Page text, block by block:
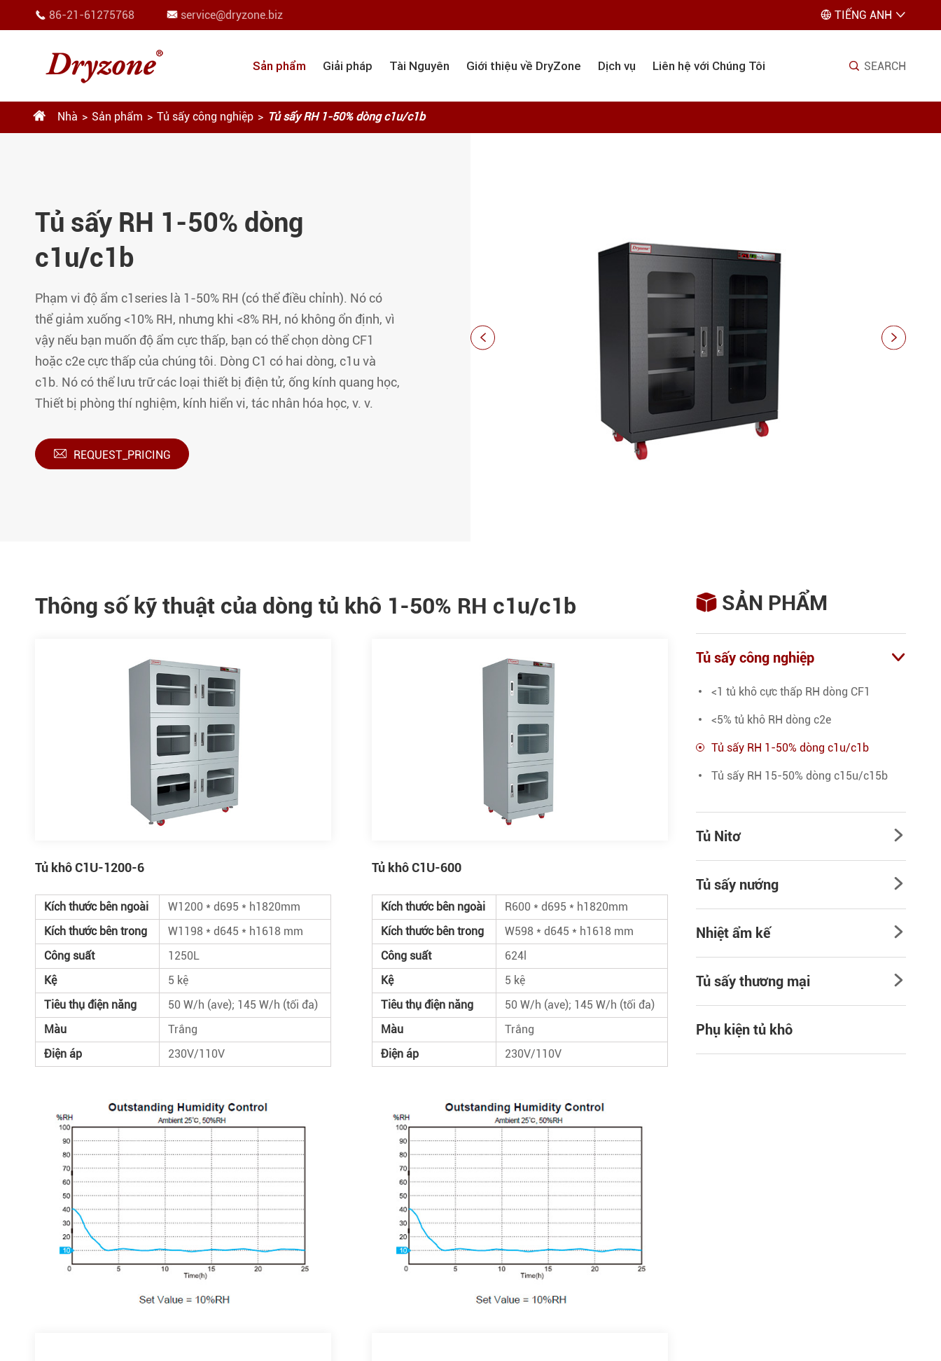
 86-21-61275768  service@dryzone.biz  TIẾNG ANH 
Sản phẩm Giải pháp Tài Nguyên Giới thiệu về DryZone Dịch vụ Liên hệ với Chúng Tôi  SEARCH
 Nhà Sản phẩm Tủ sấy công nghiệp Tủ sấy RH 1-50% dòng c1u/c1b
Tủ sấy RH 1-50% dòng
c1u/c1b
Phạm vi độ ẩm c1series là 1-50% RH (có thể điều chỉnh). Nó có
thể giảm xuống <10% RH, nhưng khi <8% RH, nó không ổn định, vì
vậy nếu bạn muốn độ ẩm cực thấp, bạn có thể chọn dòng CF1
hoặc c2e cực thấp của chúng tôi. Dòng C1 có hai dòng, c1u và
c1b. Nó có thể lưu trữ các loại thiết bị điện tử, ống kính quang học,
Thiết bị phòng thí nghiệm, kính hiển vi, tác nhân hóa học, v. v.
 REQUEST_PRICING
 
Thông số kỹ thuật của dòng tủ khô 1-50% RH c1u/c1b
Tủ khô C1U-1200-6
Kích thước bên ngoài
W1200 * d695 * h1820mm
Kích thước bên trong
W1198 * d645 * h1618 mm
Công suất
1250L
Kệ
5 kệ
Tiêu thụ điện năng
50 W/h (ave); 145 W/h (tối đa)
Màu
Trắng
Điện áp
230V/110V
Tủ khô C1U-600
Kích thước bên ngoài
R600 * d695 * h1820mm
Kích thước bên trong
W598 * d645 * h1618 mm
Công suất
624l
Kệ
5 kệ
Tiêu thụ điện năng
50 W/h (ave); 145 W/h (tối đa)
Màu
Trắng
Điện áp
230V/110V
 SẢN PHẨM
Tủ sấy công nghiệp 
<1 tủ khô cực thấp RH dòng CF1
<5% tủ khô RH dòng c2e
Tủ sấy RH 1-50% dòng c1u/c1b
Tủ sấy RH 15-50% dòng c15u/c15b
Tủ Nitơ 
Tủ sấy nướng 
Nhiệt ẩm kế 
Tủ sấy thương mại 
Phụ kiện tủ khô